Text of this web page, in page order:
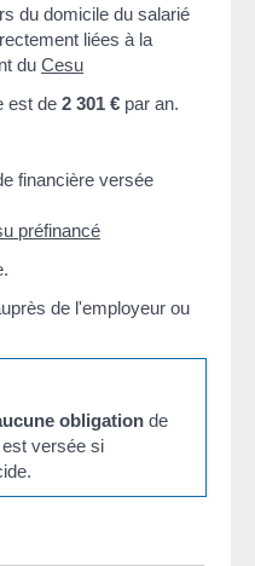
du domicile du salarié
liées à la
du Cesu
est de 2 301 € par an.
financière versée
préfinancé
de l'employeur ou
obligation de
versée si